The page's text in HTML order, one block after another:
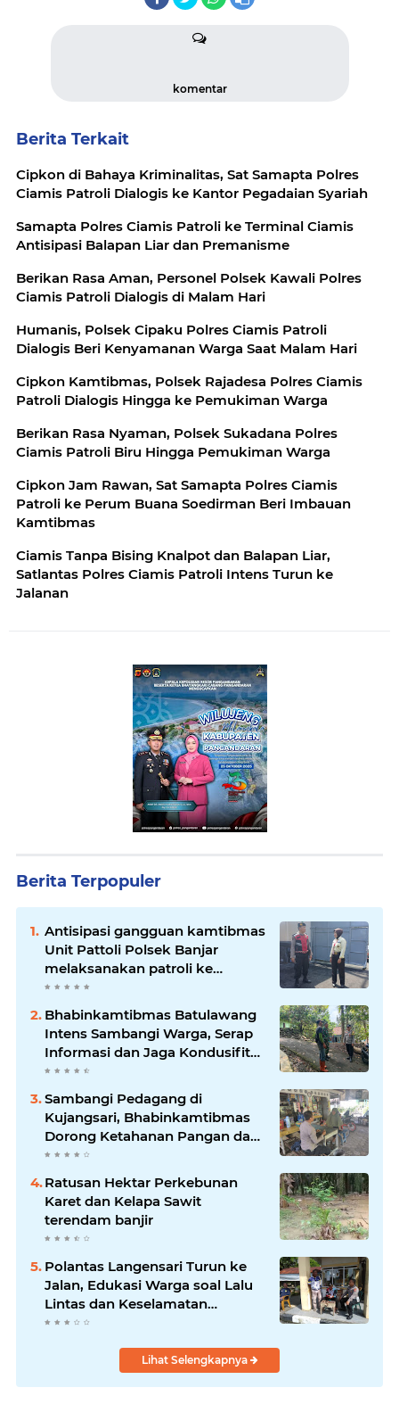
komentar
Berita Terkait
Cipkon di Bahaya Kriminalitas, Sat Samapta Polres
Ciamis Patroli Dialogis ke Kantor Pegadaian Syariah
Samapta Polres Ciamis Patroli ke Terminal Ciamis
Antisipasi Balapan Liar dan Premanisme
Berikan Rasa Aman, Personel Polsek Kawali Polres
Ciamis Patroli Dialogis di Malam Hari
Humanis, Polsek Cipaku Polres Ciamis Patroli
Dialogis Beri Kenyamanan Warga Saat Malam Hari
Cipkon Kamtibmas, Polsek Rajadesa Polres Ciamis
Patroli Dialogis Hingga ke Pemukiman Warga
Berikan Rasa Nyaman, Polsek Sukadana Polres
Ciamis Patroli Biru Hingga Pemukiman Warga
Cipkon Jam Rawan, Sat Samapta Polres Ciamis
Patroli ke Perum Buana Soedirman Beri Imbauan
Kamtibmas
Ciamis Tanpa Bising Knalpot dan Balapan Liar,
Satlantas Polres Ciamis Patroli Intens Turun ke
Jalanan
Berita Terpopuler
Antisipasi gangguan kamtibmas
Unit Pattoli Polsek Banjar
melaksanakan patroli ke
tempat-tempat keramaian di
wilayah hukum
Bhabinkamtibmas Batulawang
Intens Sambangi Warga, Serap
Informasi dan Jaga Kondusifitas
Lingkungan
Sambangi Pedagang di
Kujangsari, Bhabinkamtibmas
Dorong Ketahanan Pangan dan
Keamanan Lingkungan
Ratusan Hektar Perkebunan
Karet dan Kelapa Sawit
terendam banjir
Polantas Langensari Turun ke
Jalan, Edukasi Warga soal Lalu
Lintas dan Keselamatan
Berkendara
Lihat Selengkapnya